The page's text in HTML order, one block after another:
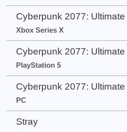
Cyberpunk 2077: Ultimate
Xbox Series X
Cyberpunk 2077: Ultimate
PlayStation 5
Cyberpunk 2077: Ultimate
PC
Stray